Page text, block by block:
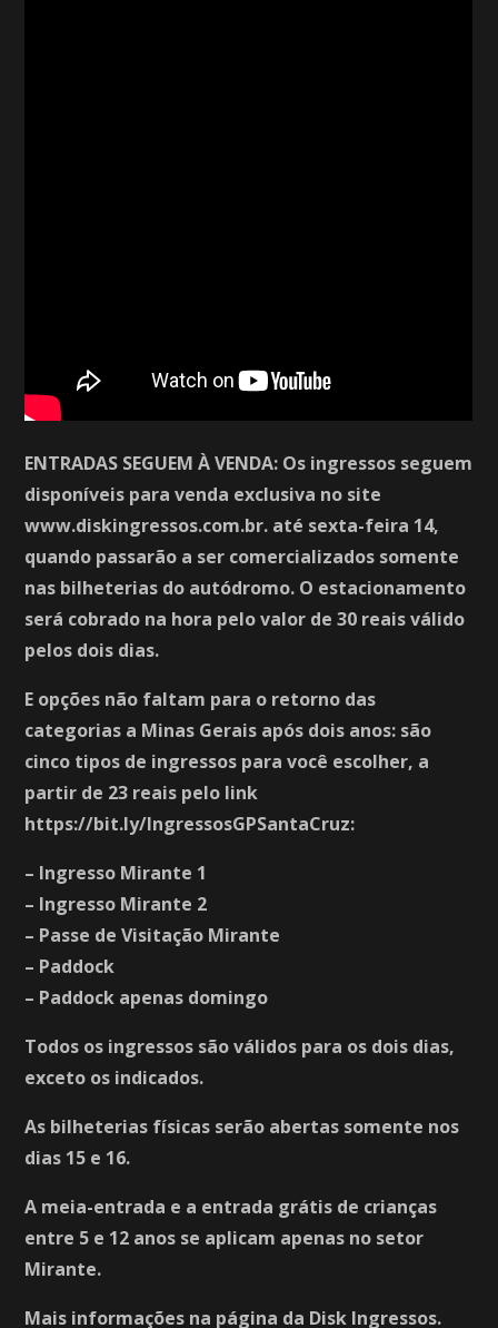
ENTRADAS SEGUEM À VENDA: Os ingressos seguem
disponíveis para venda exclusiva no site
www.diskingressos.com.br. até sexta-feira 14,
quando passarão a ser comercializados somente
nas bilheterias do autódromo. O estacionamento
será cobrado na hora pelo valor de 30 reais válido
pelos dois dias.
E opções não faltam para o retorno das
categorias a Minas Gerais após dois anos: são
cinco tipos de ingressos para você escolher, a
partir de 23 reais pelo link
https://bit.ly/IngressosGPSantaCruz:
– Ingresso Mirante 1
– Ingresso Mirante 2
– Passe de Visitação Mirante
– Paddock
– Paddock apenas domingo
Todos os ingressos são válidos para os dois dias,
exceto os indicados.
As bilheterias físicas serão abertas somente nos
dias 15 e 16.
A meia-entrada e a entrada grátis de crianças
entre 5 e 12 anos se aplicam apenas no setor
Mirante.
Mais informações na página da Disk Ingressos.